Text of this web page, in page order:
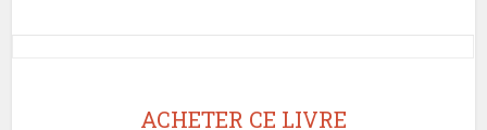
ACHETER CE LIVRE